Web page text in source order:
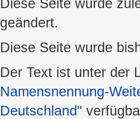
geändert.
Diese Seite wurde
Der Text ist unter der
Namensnennung-
Deutschland"